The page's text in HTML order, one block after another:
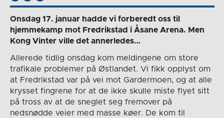
Onsdag 17. januar hadde vi forberedt oss til
hjemmekamp mot Fredrikstad i Åsane Arena. Men
Kong Vinter ville det annerledes…
Allerede tidlig onsdag kom meldingene om store
trafikale problemer på Østlandet. Vi fikk opplyst om
at Fredrikstad var på vei mot Gardermoen, og at alle
krysset fingrene for at de ikke skulle miste flyet sitt
på tross av at de sneglet seg fremover på
nedsnødde veier med masse køer. De kom til